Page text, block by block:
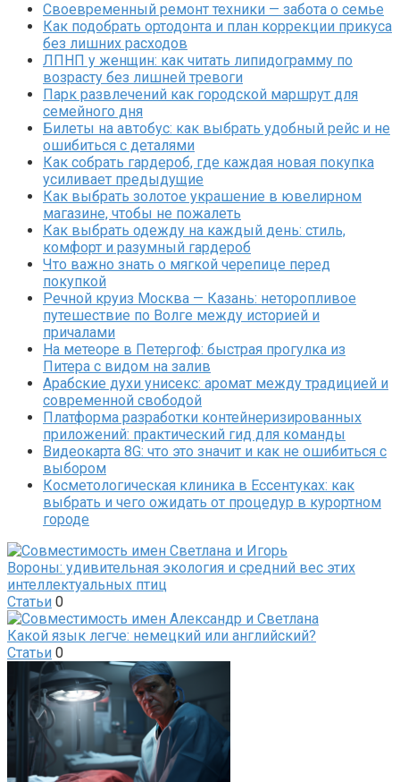
Своевременный ремонт техники — забота о семье
Как подобрать ортодонта и план коррекции прикуса
без лишних расходов
ЛПНП у женщин: как читать липидограмму по
возрасту без лишней тревоги
Парк развлечений как городской маршрут для
семейного дня
Билеты на автобус: как выбрать удобный рейс и не
ошибиться с деталями
Как собрать гардероб, где каждая новая покупка
усиливает предыдущие
Как выбрать золотое украшение в ювелирном
магазине, чтобы не пожалеть
Как выбрать одежду на каждый день: стиль,
комфорт и разумный гардероб
Что важно знать о мягкой черепице перед
покупкой
Речной круиз Москва — Казань: неторопливое
путешествие по Волге между историей и
причалами
На метеоре в Петергоф: быстрая прогулка из
Питера с видом на залив
Арабские духи унисекс: аромат между традицией и
современной свободой
Платформа разработки контейнеризированных
приложений: практический гид для команды
Видеокарта 8G: что это значит и как не ошибиться с
выбором
Косметологическая клиника в Ессентуках: как
выбрать и чего ожидать от процедур в курортном
городе
Вороны: удивительная экология и средний вес этих
интеллектуальных птиц
Статьи 0
Какой язык легче: немецкий или английский?
Статьи 0